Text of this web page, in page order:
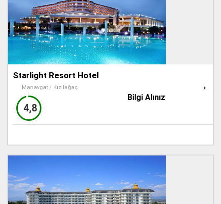
Starlight Resort Hotel
Manavgat / Kızılağaç
4,8
Bilgi Alınız